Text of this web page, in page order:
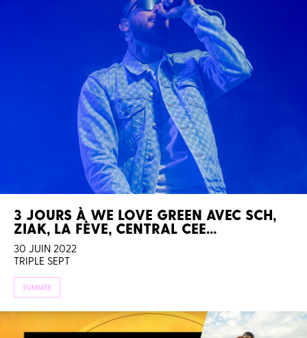
3 JOURS À WE LOVE GREEN AVEC SCH,
ZIAK, LA FÈVE, CENTRAL CEE…
30 JUIN 2022
TRIPLE SEPT
SUMMER